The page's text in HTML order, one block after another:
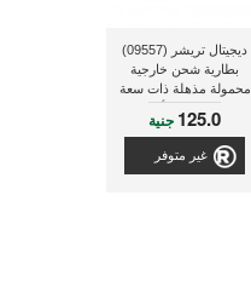
ديجيتال تريشر (09557)
بطارية شحن خارجية
محمولة مذهلة ذات سعة
4500 مللى أمبير
125.0 جنية
غير متوفر